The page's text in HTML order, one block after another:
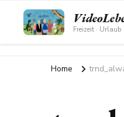
Freizeit · Urlaub
Home